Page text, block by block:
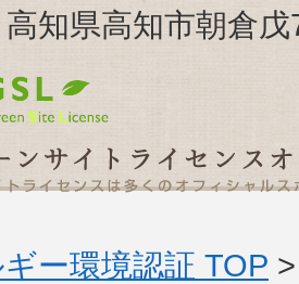
知県高知市朝倉
ー環境認証 TOP